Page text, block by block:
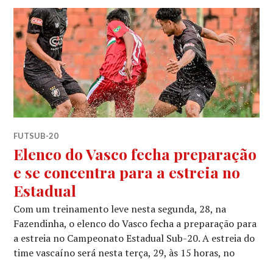
FUTSUB-20
Elenco do Vasco fecha preparação
e se concentra para a estreia no
Estadual
Com um treinamento leve nesta segunda, 28, na
Fazendinha, o elenco do Vasco fecha a preparação para
a estreia no Campeonato Estadual Sub-20. A estreia do
time vascaíno será nesta terça, 29, às 15 horas, no